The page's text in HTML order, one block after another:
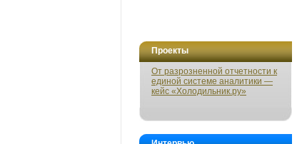
Проекты
От разрозненной отчетности к
единой системе аналитики —
кейс «Холодильник.ру»